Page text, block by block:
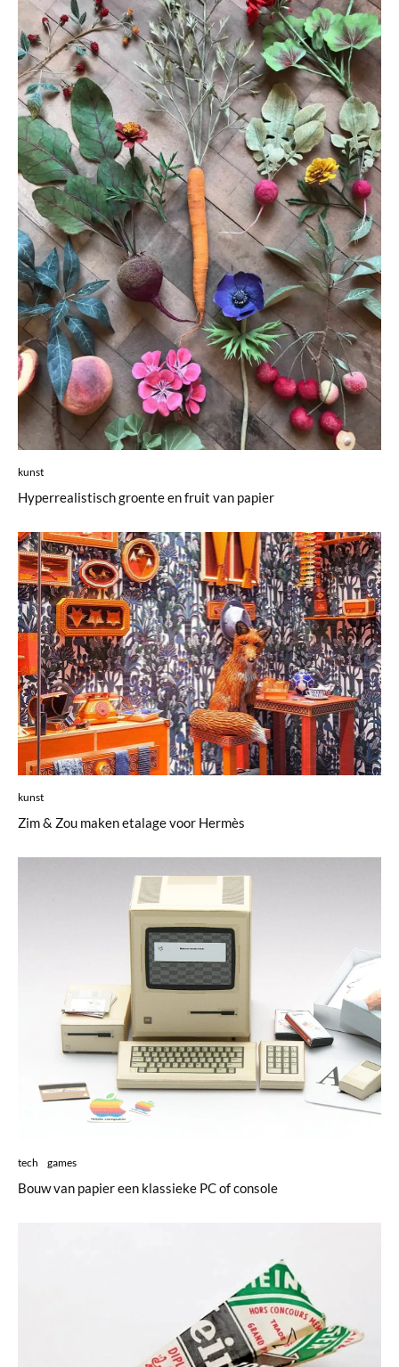
kunst
Hyperrealistisch groente en fruit van papier
kunst
Zim & Zou maken etalage voor Hermès
tech games
Bouw van papier een klassieke PC of console